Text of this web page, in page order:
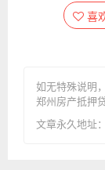
喜
如无特殊说明
郑州房产抵押
文章永久地址